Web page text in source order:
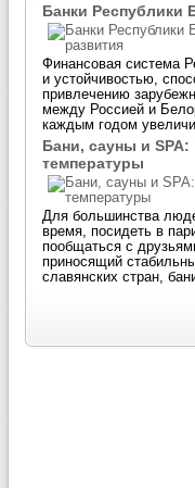
Банки Республики
Финансовая система
и устойчивостью,
привлечению
между Россией и
каждым годом
Бани, сауны и
температуры
Для большинства
время, посидеть в
пообщаться с
приносящий
славянских стран,